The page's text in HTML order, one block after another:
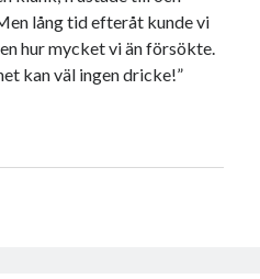
lång tid efteråt kunde vi
hur mycket vi än försökte.
kan väl ingen dricke!”